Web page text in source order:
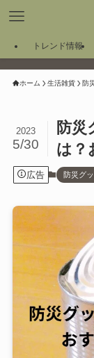
トレンド情報
ホーム 生活雑貨 防
防災
は？
2023
5/30
広告 防災グ